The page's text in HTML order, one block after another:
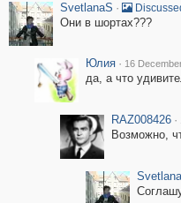
SvetlanaS ·
Они в шортах???
Юлия · 16
да, а что
RAZ008426 ·
Возможно,